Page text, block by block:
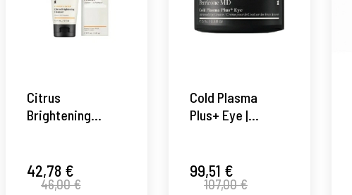
Citrus
Brightening
Iluminador Cítrico
177ml - Vitamin C
42,78 €
46,00 €
Cold Plasma
Plus+ Eye |
Cold Plasma + -
Perricone ®
99,51 €
107,00 €